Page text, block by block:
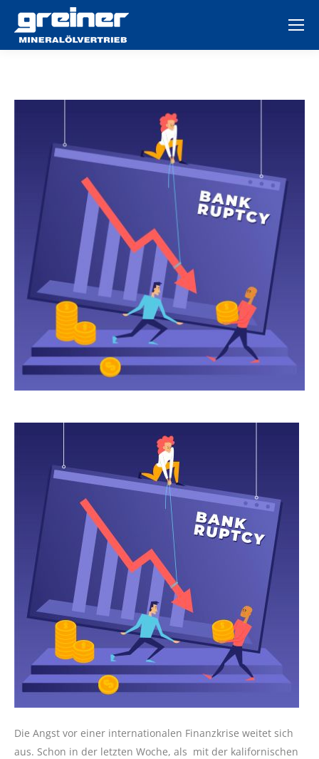
Die Angst vor einer internationalen Finanzkrise weitet sich
aus. Schon in der letzten Woche, als mit der kalifornischen